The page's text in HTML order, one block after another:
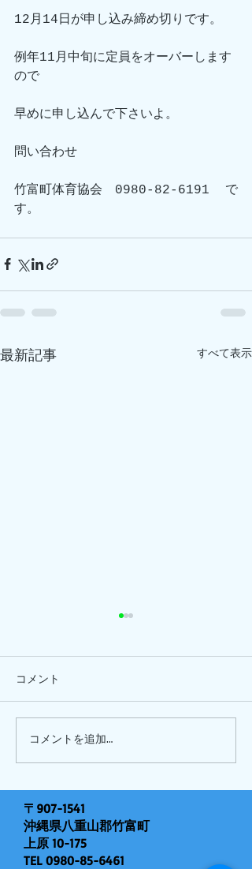
12月14日が申し込み締め切りです。
例年11月中旬に定員をオーバーします
ので
早めに申し込んで下さいよ。
問い合わせ
竹富町体育協会　0980-82-6191  で
す。
最新記事 すべて表示
ピナイ半日+釣りツアー
コメント
コメントを追加…
〒907-1541
沖縄県八重山郡竹富町
上原 10-175
TEL 0980-85-6461